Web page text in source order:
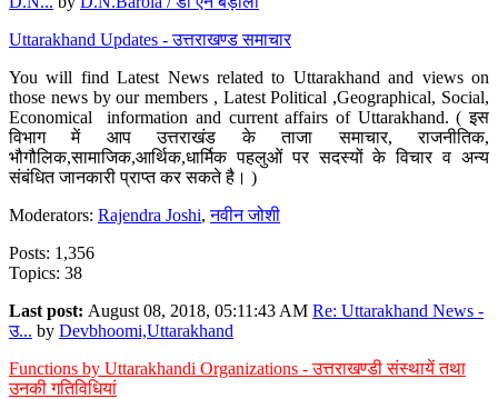
Uttarakhand Updates - उत्तराखण्ड समाचार
You will find Latest News related to Uttarakhand and views on
those news by our members , Latest Political ,Geographical, Social,
Economical information and current affairs of Uttarakhand. ( इस
विभाग में आप उत्तराखंड के ताजा समाचार, राजनीतिक,
भौगौलिक,सामाजिक,आर्थिक,धार्मिक पहलुओं पर सदस्यों के विचार व अन्य
संबंधित जानकारी प्राप्त कर सकते है। )
Moderators: Rajendra Joshi,नवीन जोशी
Posts: 1,356
Topics: 38
Last post: August 08, 2018, 05:11:43 AM Re: Uttarakhand News -
उ... by Devbhoomi,Uttarakhand
Functions by Uttarakhandi Organizations - उत्तराखण्डी संस्थायें तथा
उनकी गतिविधियां